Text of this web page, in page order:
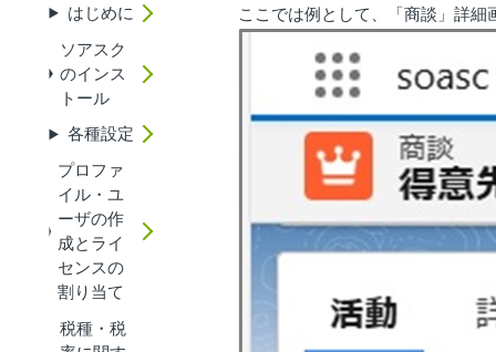
はじめに
ソアスク
のインス
トール
各種設定
プロファ
イル・ユ
ーザの作
成とライ
センスの
割り当て
税種・税
ここでは例として、「商談」詳